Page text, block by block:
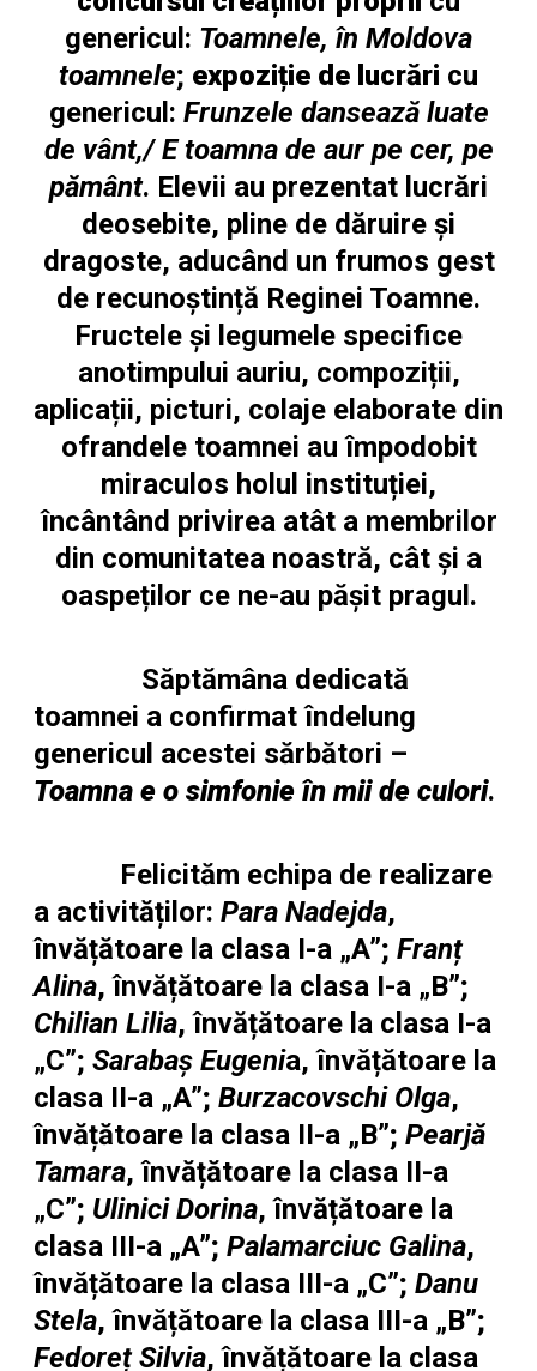
genericul: Toamnele, în Moldova
toamnele; expoziție de lucrări cu
genericul: Frunzele dansează luate
de vânt,/ E toamna de aur pe cer, pe
pământ. Elevii au prezentat lucrări
deosebite, pline de dăruire și
dragoste, aducând un frumos gest
de recunoștință Reginei Toamne.
Fructele și legumele specifice
anotimpului auriu, compoziții,
aplicații, picturi, colaje elaborate din
ofrandele toamnei au împodobit
miraculos holul instituției,
încântând privirea atât a membrilor
din comunitatea noastră, cât și a
oaspeților ce ne-au pășit pragul.
Săptămâna dedicată
toamnei a confirmat îndelung
genericul acestei sărbători –
Toamna e o simfonie în mii de culori.
Felicităm echipa de realizare
a activităților: Para Nadejda,
învățătoare la clasa I-a „A”; Franț
Alina, învățătoare la clasa I-a „B”;
Chilian Lilia, învățătoare la clasa I-a
„C”; Sarabaș Eugenia, învățătoare la
clasa II-a „A”; Burzacovschi Olga,
învățătoare la clasa II-a „B”; Pearjă
Tamara, învățătoare la clasa II-a
„C”; Ulinici Dorina, învățătoare la
clasa III-a „A”; Palamarciuc Galina,
învățătoare la clasa III-a „C”; Danu
Stela, învățătoare la clasa III-a „B”;
Fedoreț Silvia, învățătoare la clasa